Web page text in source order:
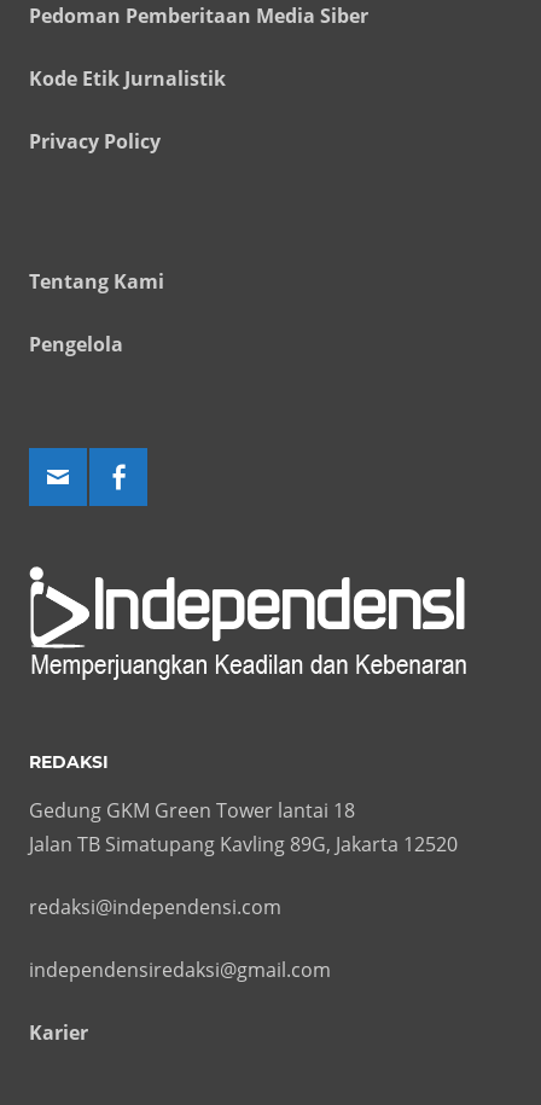
Pedoman Pemberitaan Media Siber
Kode Etik Jurnalistik
Privacy Policy
Tentang Kami
Pengelola
REDAKSI
Gedung GKM Green Tower lantai 18
Jalan TB Simatupang Kavling 89G, Jakarta 12520
redaksi@independensi.com
independensiredaksi@gmail.com
Karier